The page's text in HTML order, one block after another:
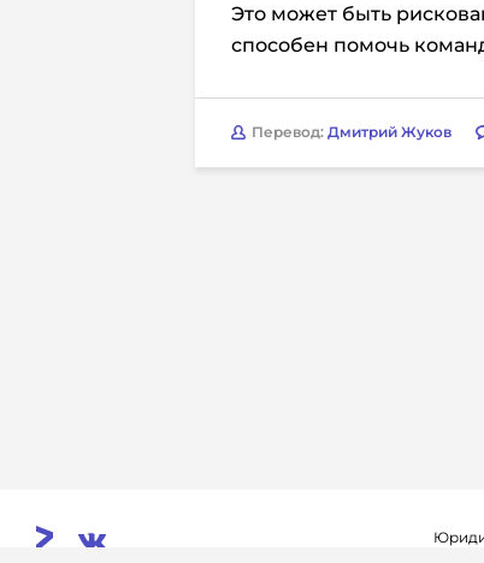
Это может быть
способен помочь
Перевод: Дмитрий Жуков